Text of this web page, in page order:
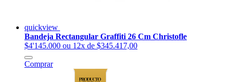
quickview
Bandeja Rectangular Graffiti 26 Cm Christofle
$4'145.000 ou 12x de $345.417,00
Comprar